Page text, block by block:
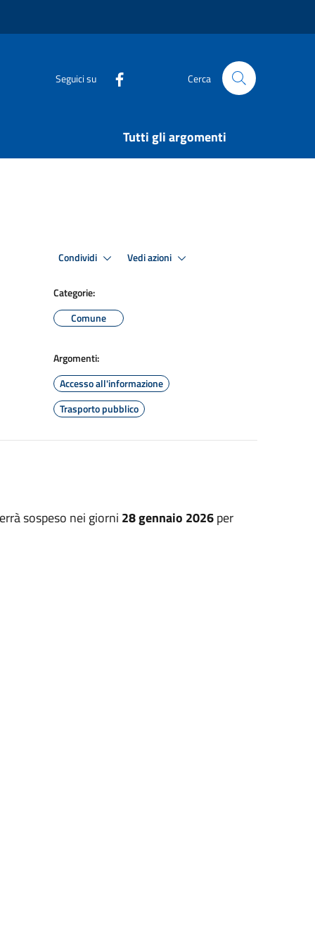
Seguici su Cerca
Tutti gli argomenti
Condividi Vedi azioni
Categorie:
Comune
Argomenti:
Accesso all'informazione
Trasporto pubblico
sospeso nei giorni 28 gennaio 2026per